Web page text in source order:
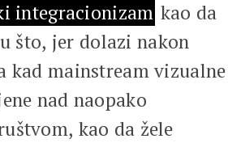
integracionizam kao da
što, jer dolazi nakon
kad mainstream vizualne
nad naopako
kao da žele